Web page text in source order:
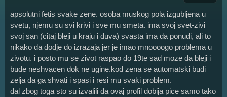
apsolutni fetis svake zene. osoba muskog pola izgubljena u
svetu, njemu su svi krivi i sve mu smeta. ima svoj svet-zivi
svoj san (citaj bleji u kraju i duva) svasta ima da ponudi, ali to
nikako da dodje do izrazaja jer je imao mnoooogo problema u
zivotu. i posto mu se zivot raspao do 19te sad moze da bleji i
bude neshvacen dok ne ugine.kod zena se automatski budi
zelja da ga shvati i spasi i resi mu svaki problem.
dal zbog toga sto su izvalili da ovaj profil dobija pice samo tako